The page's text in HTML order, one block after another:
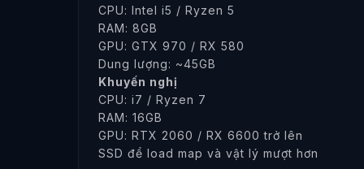
CPU: Intel i5 / Ryzen 5
RAM: 8GB
GPU: GTX 970 / RX 580
Dung lượng: ~45GB
Khuyến nghị
CPU: i7 / Ryzen 7
RAM: 16GB
GPU: RTX 2060 / RX 6600 trở lên
SSD để load map và vật lý mượt hơn